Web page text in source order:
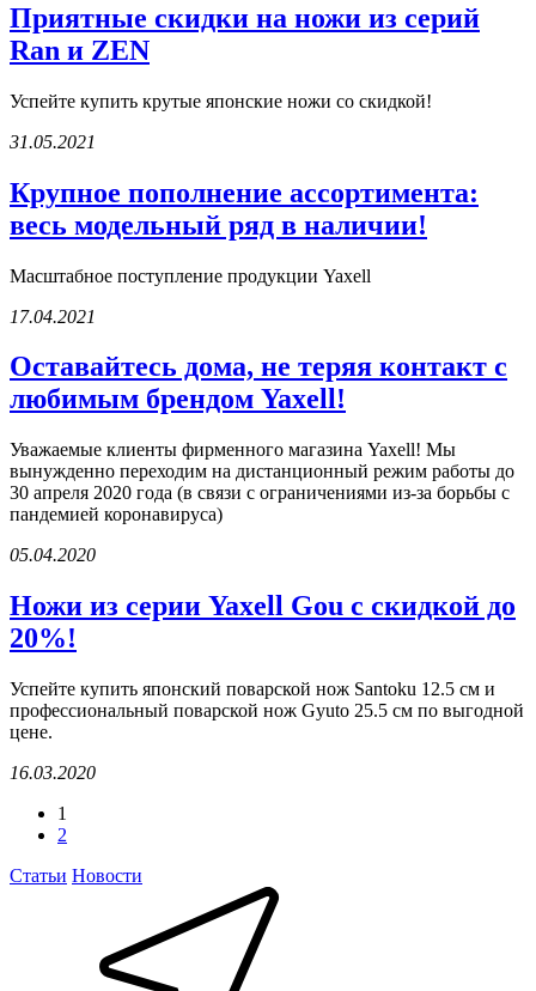
Приятные скидки на ножи из серий
Ran и ZEN
Успейте купить крутые японские ножи со скидкой!
31.05.2021
Крупное пополнение ассортимента:
весь модельный ряд в наличии!
Масштабное поступление продукции Yaxell
17.04.2021
Оставайтесь дома, не теряя контакт с
любимым брендом Yaxell!
Уважаемые клиенты фирменного магазина Yaxell! Мы
вынужденно переходим на дистанционный режим работы до
30 апреля 2020 года (в связи с ограничениями из-за борьбы с
пандемией коронавируса)
05.04.2020
Ножи из серии Yaxell Gou с скидкой до
20%!
Успейте купить японский поварской нож Santoku 12.5 см и
профессиональный поварской нож Gyuto 25.5 см по выгодной
цене.
16.03.2020
1
2
Статьи Новости